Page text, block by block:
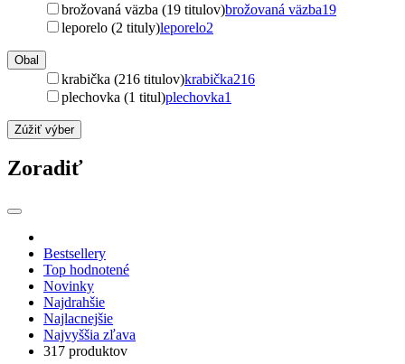
brožovaná väzba (19 titulov)brožovaná väzba19
leporelo (2 tituly)leporelo2
Obal
krabička (216 titulov)krabička216
plechovka (1 titul)plechovka1
Zúžiť výber
Zoradiť
Bestsellery
Top hodnotené
Novinky
Najdrahšie
Najlacnejšie
Najvyššia zľava
317 produktov